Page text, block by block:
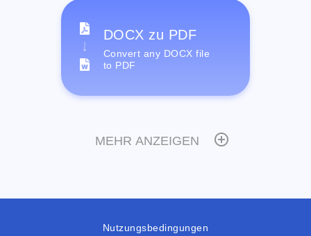
DOCX zu PDF
Convert any DOCX file
to PDF
MEHR ANZEIGEN
Nutzungsbedingungen